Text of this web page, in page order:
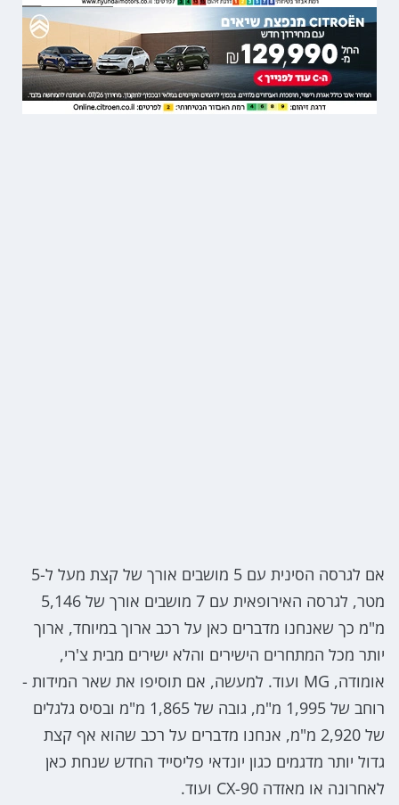
אם לגרסה הסינית עם 5 מושבים אורך של קצת מעל ל-5
מטר, לגרסה האירופאית עם 7 מושבים אורך של 5,146
מ"מ כך שאנחנו מדברים כאן על רכב ארוך במיוחד, ארוך
יותר מכל המתחרים הישירים והלא ישירים מבית צ'רי,
אומודה, MG ועוד. למעשה, אם תוסיפו את שאר המידות -
רוחב של 1,995 מ"מ, גובה של 1,865 מ"מ ובסיס גלגלים
של 2,920 מ"מ, אנחנו מדברים על רכב שהוא אף קצת
גדול יותר מדגמים כגון יונדאי פליסייד החדש שנחת כאן
לאחרונה או מאזדה CX-90 ועוד.